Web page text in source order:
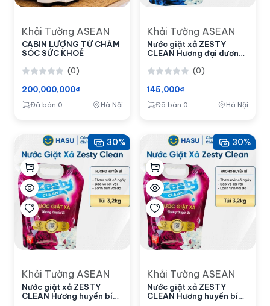
Khải Tường ASEAN
CABIN LƯỢNG TỬ CHĂM
SÓC SỨC KHOẺ
(0)
200,000,000₫
Đã bán 0 Hà Nội
Khải Tường ASEAN
Nước giặt xả ZESTY
CLEAN Hương đại dương
Hasu
(0)
145,000₫
Đã bán 0 Hà Nội
30%
Khải Tường ASEAN
Nước giặt xả ZESTY
CLEAN Hương huyền bí
30%
Khải Tường ASEAN
Nước giặt xả ZESTY
CLEAN Hương huyền bí